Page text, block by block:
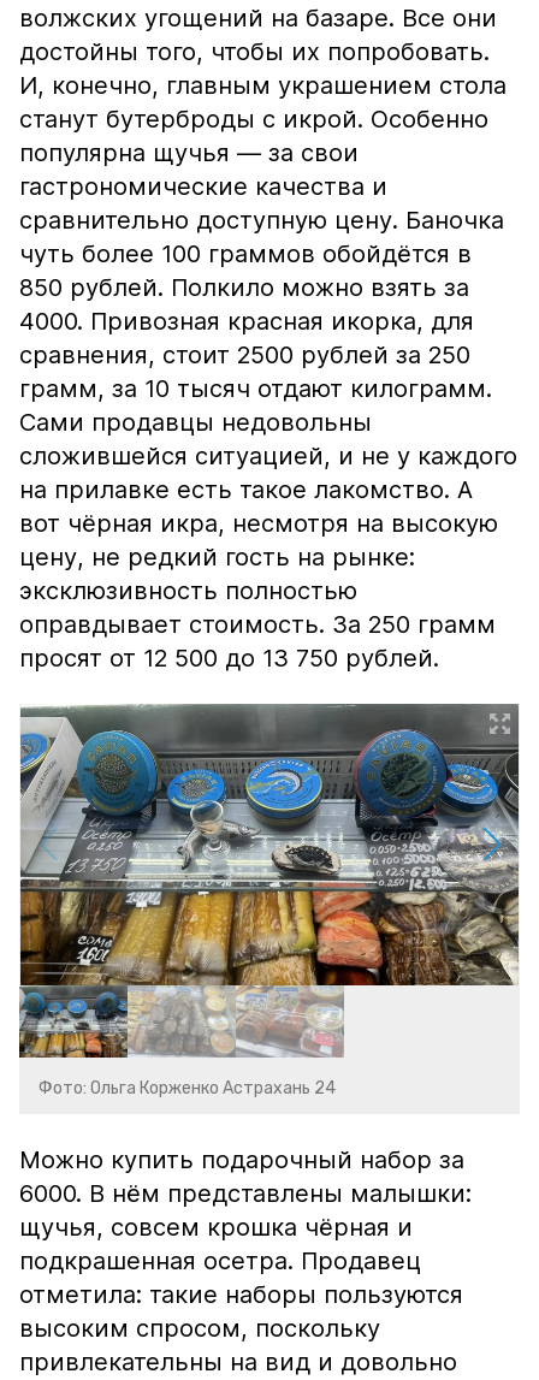
волжских угощений на базаре. Все они
достойны того, чтобы их попробовать.
И, конечно, главным украшением стола
станут бутерброды с икрой. Особенно
популярна щучья — за свои
гастрономические качества и
сравнительно доступную цену. Баночка
чуть более 100 граммов обойдётся в
850 рублей. Полкило можно взять за
4000. Привозная красная икорка, для
сравнения, стоит 2500 рублей за 250
грамм, за 10 тысяч отдают килограмм.
Сами продавцы недовольны
сложившейся ситуацией, и не у каждого
на прилавке есть такое лакомство. А
вот чёрная икра, несмотря на высокую
цену, не редкий гость на рынке:
эксклюзивность полностью
оправдывает стоимость. За 250 грамм
просят от 12 500 до 13 750 рублей.
Фото: Ольга Корженко Астрахань 24
Можно купить подарочный набор за
6000. В нём представлены малышки:
щучья, совсем крошка чёрная и
подкрашенная осетра. Продавец
отметила: такие наборы пользуются
высоким спросом, поскольку
привлекательны на вид и довольно